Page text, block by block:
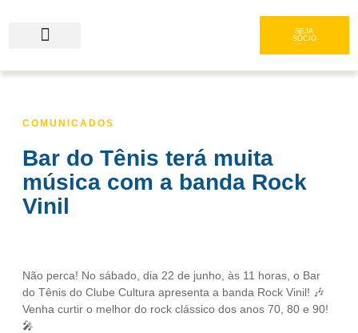
SEJA
SÓCIO
COMUNICADOS
Bar do Tênis terá muita
música com a banda Rock
Vinil
Não perca! No sábado, dia 22 de junho, às 11 horas, o Bar
do Tênis do Clube Cultura apresenta a banda Rock Vinil! 🎶
Venha curtir o melhor do rock clássico dos anos 70, 80 e 90!
🎤